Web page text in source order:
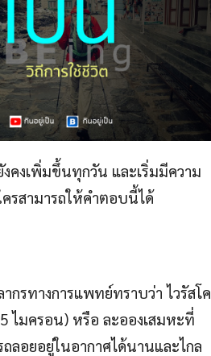
งคงเพิ่มขึ้นทุกวัน และเริ่มมีความ
รสามารถให้คำตอบนี้ได้
กรทางการแพทย์ทราบว่า ไวรัสโค
ไมครอน) หรือ ละอองเสมหะที่
ลอยอยู่ในอากาศได้นานและไกล